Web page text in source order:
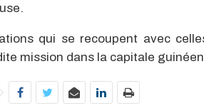
qui se recoupent avec
mission dans la capitale